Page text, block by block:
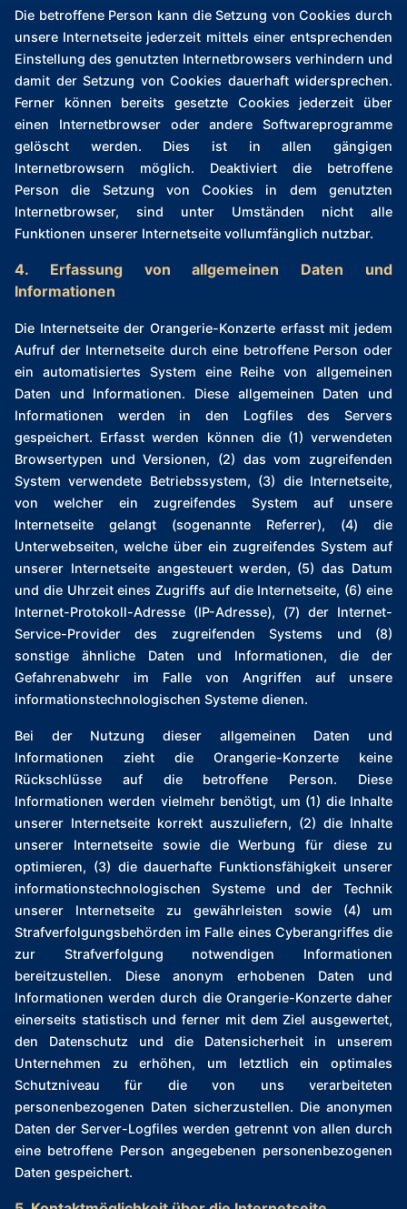
Die betroffene Person kann die Setzung von Cookies durch
unsere Internetseite jederzeit mittels einer entsprechenden
Einstellung des genutzten Internetbrowsers verhindern und
damit der Setzung von Cookies dauerhaft widersprechen.
Ferner können bereits gesetzte Cookies jederzeit über
einen Internetbrowser oder andere Softwareprogramme
gelöscht werden. Dies ist in allen gängigen
Internetbrowsern möglich. Deaktiviert die betroffene
Person die Setzung von Cookies in dem genutzten
Internetbrowser, sind unter Umständen nicht alle
Funktionen unserer Internetseite vollumfänglich nutzbar.
4. Erfassung von allgemeinen Daten und
Informationen
Die Internetseite der Orangerie-Konzerte erfasst mit jedem
Aufruf der Internetseite durch eine betroffene Person oder
ein automatisiertes System eine Reihe von allgemeinen
Daten und Informationen. Diese allgemeinen Daten und
Informationen werden in den Logfiles des Servers
gespeichert. Erfasst werden können die (1) verwendeten
Browsertypen und Versionen, (2) das vom zugreifenden
System verwendete Betriebssystem, (3) die Internetseite,
von welcher ein zugreifendes System auf unsere
Internetseite gelangt (sogenannte Referrer), (4) die
Unterwebseiten, welche über ein zugreifendes System auf
unserer Internetseite angesteuert werden, (5) das Datum
und die Uhrzeit eines Zugriffs auf die Internetseite, (6) eine
Internet-Protokoll-Adresse (IP-Adresse), (7) der Internet-
Service-Provider des zugreifenden Systems und (8)
sonstige ähnliche Daten und Informationen, die der
Gefahrenabwehr im Falle von Angriffen auf unsere
informationstechnologischen Systeme dienen.
Bei der Nutzung dieser allgemeinen Daten und
Informationen zieht die Orangerie-Konzerte keine
Rückschlüsse auf die betroffene Person. Diese
Informationen werden vielmehr benötigt, um (1) die Inhalte
unserer Internetseite korrekt auszuliefern, (2) die Inhalte
unserer Internetseite sowie die Werbung für diese zu
optimieren, (3) die dauerhafte Funktionsfähigkeit unserer
informationstechnologischen Systeme und der Technik
unserer Internetseite zu gewährleisten sowie (4) um
Strafverfolgungsbehörden im Falle eines Cyberangriffes die
zur Strafverfolgung notwendigen Informationen
bereitzustellen. Diese anonym erhobenen Daten und
Informationen werden durch die Orangerie-Konzerte daher
einerseits statistisch und ferner mit dem Ziel ausgewertet,
den Datenschutz und die Datensicherheit in unserem
Unternehmen zu erhöhen, um letztlich ein optimales
Schutzniveau für die von uns verarbeiteten
personenbezogenen Daten sicherzustellen. Die anonymen
Daten der Server-Logfiles werden getrennt von allen durch
eine betroffene Person angegebenen personenbezogenen
Daten gespeichert.